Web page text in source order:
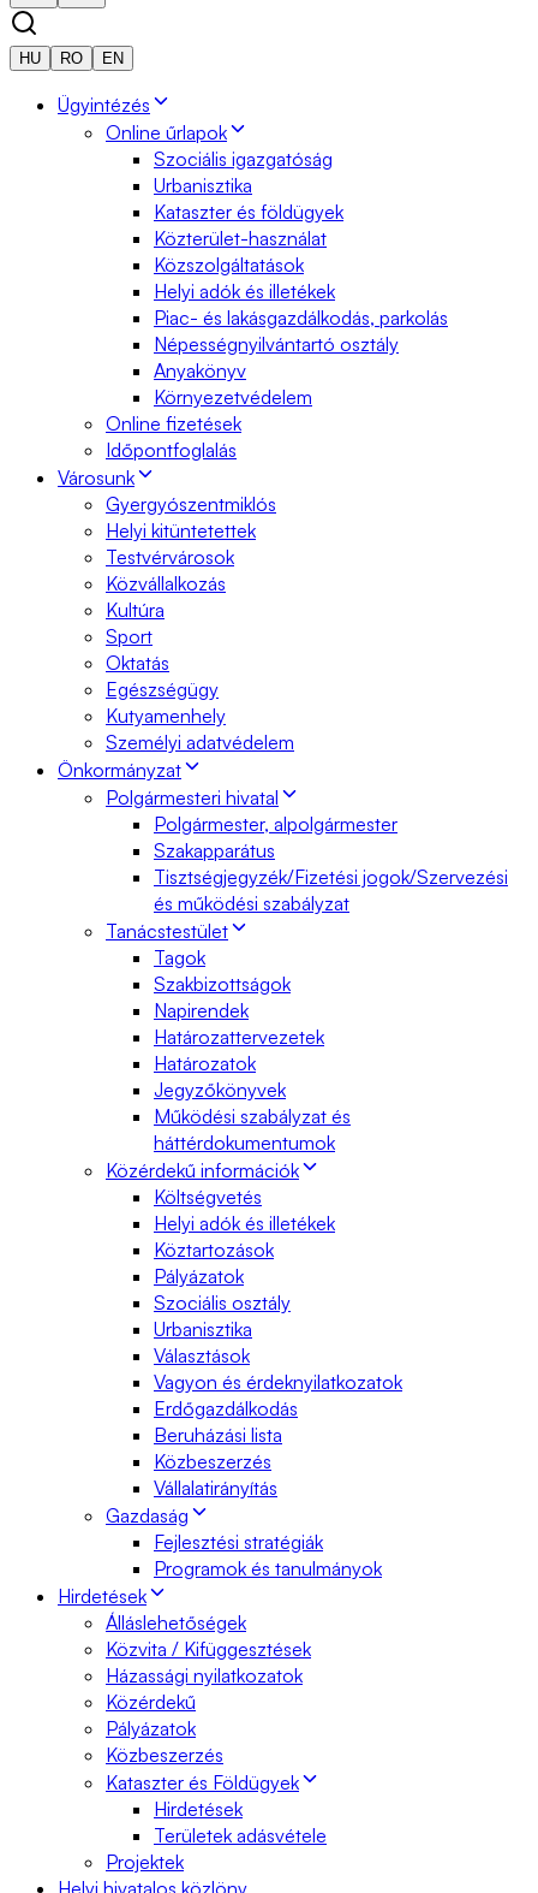
HU RO EN
Ügyintézés
Online űrlapok
Szociális igazgatóság
Urbanisztika
Kataszter és földügyek
Közterület-használat
Közszolgáltatások
Helyi adók és illetékek
Piac- és lakásgazdálkodás, parkolás
Népességnyilvántartó osztály
Anyakönyv
Környezetvédelem
Online fizetések
Időpontfoglalás
Városunk
Gyergyószentmiklós
Helyi kitüntetettek
Testvérvárosok
Közvállalkozás
Kultúra
Sport
Oktatás
Egészségügy
Kutyamenhely
Személyi adatvédelem
Önkormányzat
Polgármesteri hivatal
Polgármester, alpolgármester
Szakapparátus
Tisztségjegyzék/Fizetési jogok/Szervezési
és működési szabályzat
Tanácstestület
Tagok
Szakbizottságok
Napirendek
Határozattervezetek
Határozatok
Jegyzőkönyvek
Működési szabályzat és
háttérdokumentumok
Közérdekű információk
Költségvetés
Helyi adók és illetékek
Köztartozások
Pályázatok
Szociális osztály
Urbanisztika
Választások
Vagyon és érdeknyilatkozatok
Erdőgazdálkodás
Beruházási lista
Közbeszerzés
Vállalatirányítás
Gazdaság
Fejlesztési stratégiák
Programok és tanulmányok
Hirdetések
Álláslehetőségek
Közvita / Kifüggesztések
Házassági nyilatkozatok
Közérdekű
Pályázatok
Közbeszerzés
Kataszter és Földügyek
Hirdetések
Területek adásvétele
Projektek
Helyi hivatalos közlöny